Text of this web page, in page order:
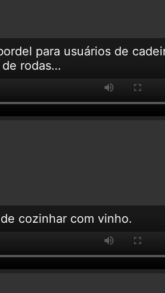
para usuários de
de rodas…
cozinhar com vinho.